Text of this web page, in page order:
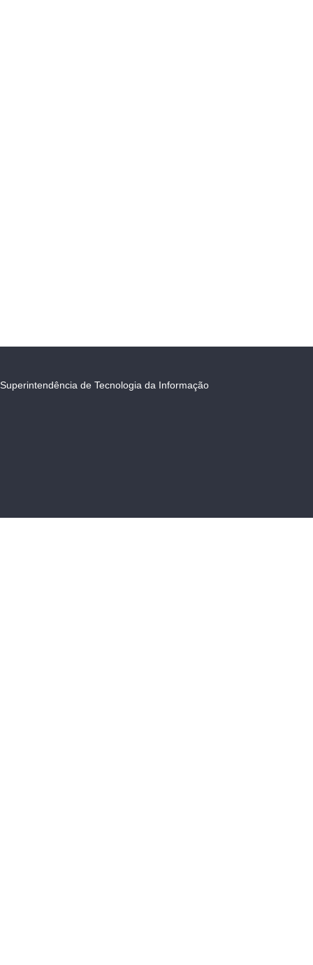
Superintendência de Tecnologia da Informação